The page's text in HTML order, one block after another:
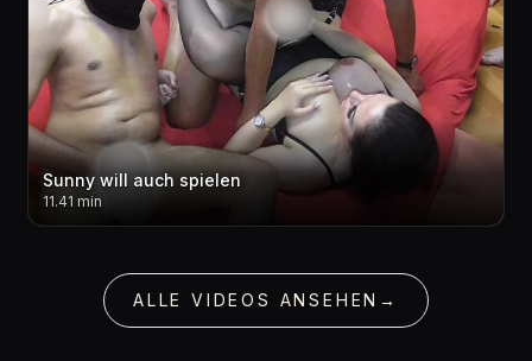
Sunny will auch spielen
11.41 min
ALLE VIDEOS ANSEHEN →